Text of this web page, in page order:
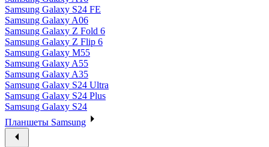
Samsung Galaxy S24 FE
Samsung Galaxy A06
Samsung Galaxy Z Fold 6
Samsung Galaxy Z Flip 6
Samsung Galaxy M55
Samsung Galaxy A55
Samsung Galaxy A35
Samsung Galaxy S24 Ultra
Samsung Galaxy S24 Plus
Samsung Galaxy S24
Планшеты Samsung